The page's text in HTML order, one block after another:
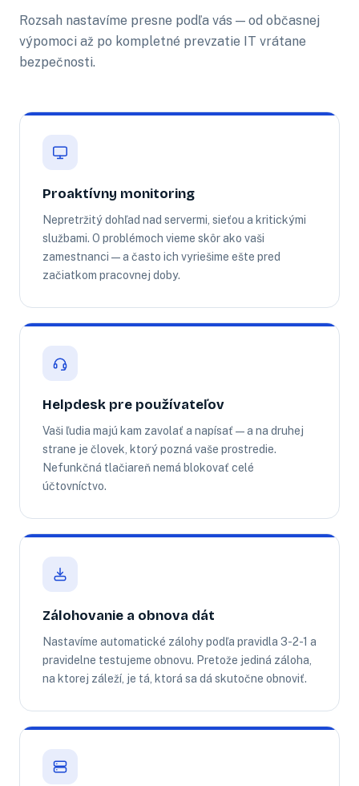
Rozsah nastavíme presne podľa vás — od občasnej
výpomoci až po kompletné prevzatie IT vrátane
bezpečnosti.
Proaktívny monitoring
Nepretržitý dohľad nad servermi, sieťou a kritickými
službami. O problémoch vieme skôr ako vaši
zamestnanci — a často ich vyriešime ešte pred
začiatkom pracovnej doby.
Helpdesk pre používateľov
Vaši ľudia majú kam zavolať a napísať — a na druhej
strane je človek, ktorý pozná vaše prostredie.
Nefunkčná tlačiareň nemá blokovať celé
účtovníctvo.
Zálohovanie a obnova dát
Nastavíme automatické zálohy podľa pravidla 3-2-1 a
pravidelne testujeme obnovu. Pretože jediná záloha,
na ktorej záleží, je tá, ktorá sa dá skutočne obnoviť.